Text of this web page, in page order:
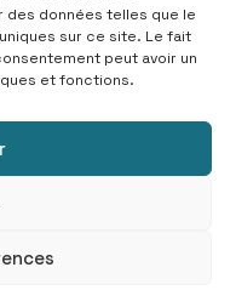
données telles que le
sur ce site. Le fait
peut avoir un
et fonctions.
de confidentialité